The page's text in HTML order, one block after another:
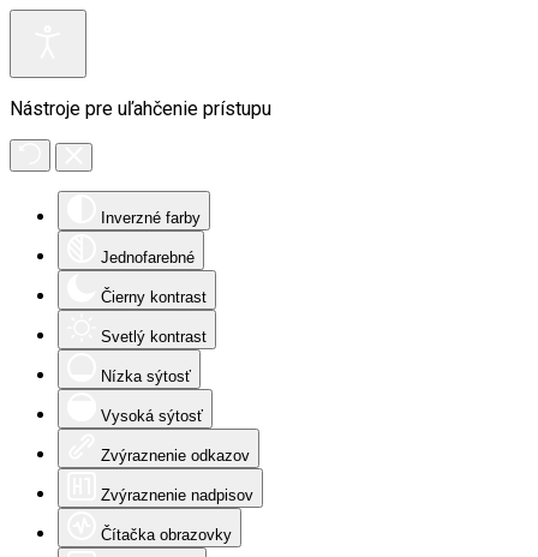
Nástroje pre uľahčenie prístupu
Inverzné farby
Jednofarebné
Čierny kontrast
Svetlý kontrast
Nízka sýtosť
Vysoká sýtosť
Zvýraznenie odkazov
Zvýraznenie nadpisov
Čítačka obrazovky